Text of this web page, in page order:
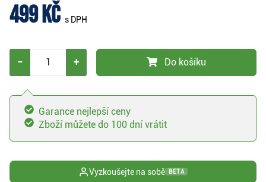
499 Kč s DPH
− + Do košíku
Garance nejlepší ceny
Zboží můžete do 100 dní vrátit
Vyzkoušejte na sobě BETA